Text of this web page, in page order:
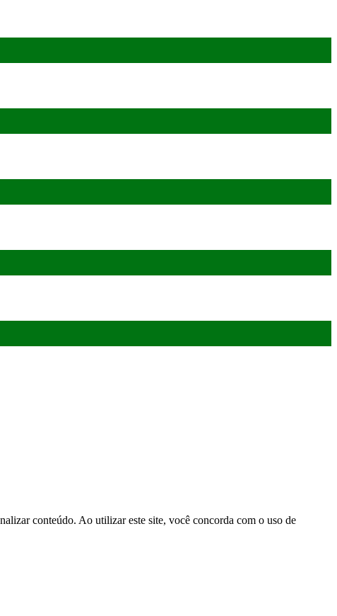
conteúdo. Ao utilizar este site, você concorda com o uso de